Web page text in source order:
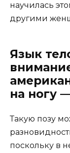
научилась
другими
Язык
на ногу
Такую позу
поскольку в